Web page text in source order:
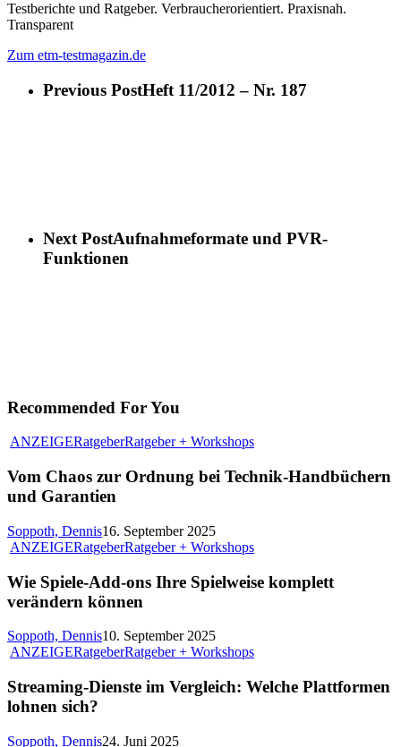
Testberichte und Ratgeber. Verbraucherorientiert. Praxisnah.
Transparent
Zum etm-testmagazin.de
Previous PostHeft 11/2012 – Nr. 187
Next PostAufnahmeformate und PVR-
Funktionen
Recommended For You
ANZEIGERatgeberRatgeber + Workshops
Vom Chaos zur Ordnung bei Technik-Handbüchern
und Garantien
Soppoth, Dennis16. September 2025
ANZEIGERatgeberRatgeber + Workshops
Wie Spiele-Add-ons Ihre Spielweise komplett
verändern können
Soppoth, Dennis10. September 2025
ANZEIGERatgeberRatgeber + Workshops
Streaming-Dienste im Vergleich: Welche Plattformen
lohnen sich?
Soppoth, Dennis24. Juni 2025